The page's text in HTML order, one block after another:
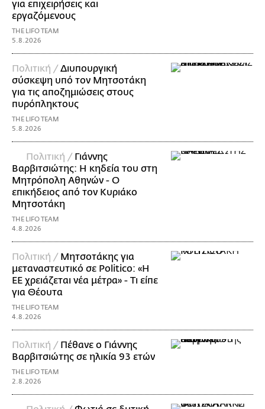
για επιχειρήσεις και
εργαζόμενους
THE LIFO TEAM
5.8.2026
Πολιτική /Διυπουργική
σύσκεψη υπό τον Μητσοτάκη
για τις αποζημιώσεις στους
πυρόπληκτους
THE LIFO TEAM
5.8.2026
Πολιτική / Γιάννης
Βαρβιτσιώτης: Η κηδεία του στη
Μητρόπολη Αθηνών - Ο
επικήδειος από τον Κυριάκο
Μητσοτάκη
THE LIFO TEAM
4.8.2026
Πολιτική / Μητσοτάκης για
μεταναστευτικό σε Politico: «Η
ΕΕ χρειάζεται νέα μέτρα» - Τι είπε
για Θέουτα
THE LIFO TEAM
4.8.2026
Πολιτική / Πέθανε ο Γιάννης
Βαρβιτσιώτης σε ηλικία 93 ετών
THE LIFO TEAM
2.8.2026